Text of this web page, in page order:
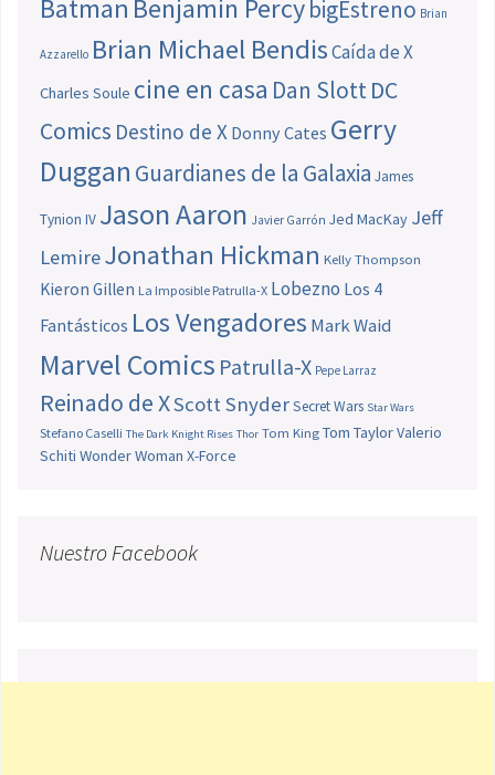
Batman Benjamin PercybigEstreno Brian
Azzarello Brian Michael BendisCaída de X
Charles Soule cine en casa Dan SlottDC
Comics Destino de X Donny Cates Gerry
Duggan Guardianes de la Galaxia James
Tynion IV Jason Aaron Javier Garrón Jed MacKay Jeff
LemireJonathan Hickman Kelly Thompson
Kieron Gillen La Imposible Patrulla-X Lobezno Los 4
Fantásticos Los Vengadores Mark Waid
Marvel Comics Patrulla-X Pepe Larraz
Reinado de XScott SnyderSecret Wars Star Wars
Stefano Caselli The Dark Knight Rises Thor Tom King Tom TaylorValerio
Schiti Wonder Woman X-Force
Nuestro Facebook